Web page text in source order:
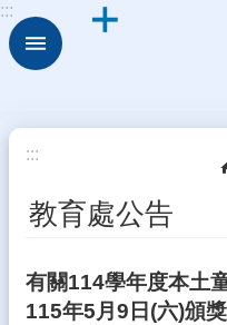
跳到主要內容區塊
進
關
古
坑
德
福
:::
:::
教育處公告
有關114學年度本土
115年5月9日(六)頒